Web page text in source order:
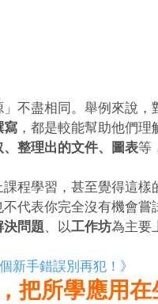
不盡相同。舉例來說，
寫 ，都是較能幫助他們理
、整理出的文件、圖表等
程學習，甚至覺得這樣
代表你完全沒有機會嘗
問題、以工作坊為主要
新手錯誤別再犯！》
把所學應用在